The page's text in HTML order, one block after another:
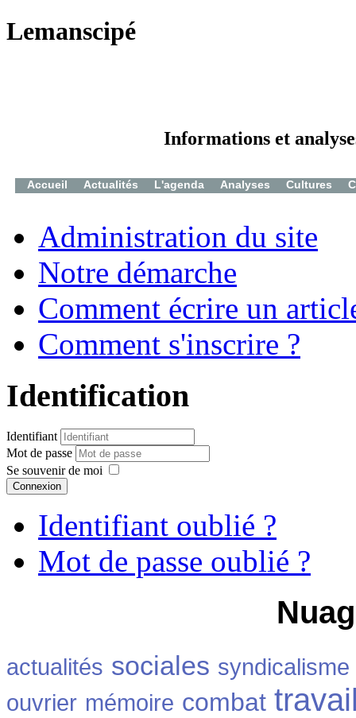
Lemanscipé
Informations et
Accueil Actualités L'agenda Analyses Cultures
Administration du site
Notre démarche
Comment écrire un
Comment s'inscrire ?
Identification
Identifiant
Mot de passe
Se souvenir de moi
Connexion
Identifiant oublié ?
Mot de passe oublié ?
actualités sociales syndicalisme
ouvrier mémoire combat